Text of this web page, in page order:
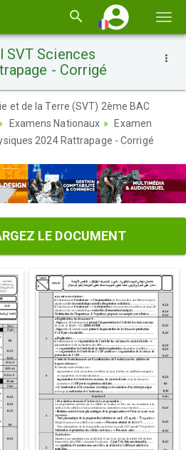
la
SVT Sciences
- Corrigé
et de la Terre (SVT) 2ème BAC
Examens Nationaux
Examen
2024 Rattrapage - Corrigé
LE DOCUMENT